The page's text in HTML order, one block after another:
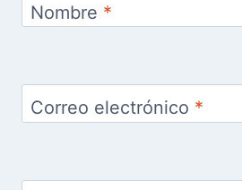
Nombre *
Correo electrónico *